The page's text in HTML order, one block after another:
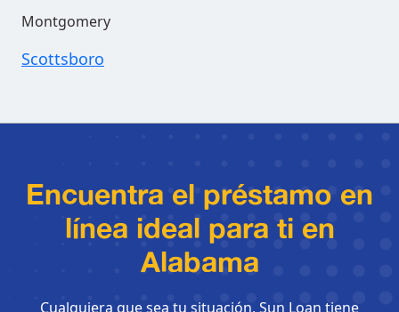
Montgomery
Scottsboro
Encuentra el préstamo en
línea ideal para ti en
Alabama
Cualquiera que sea tu situación, Sun Loan tiene